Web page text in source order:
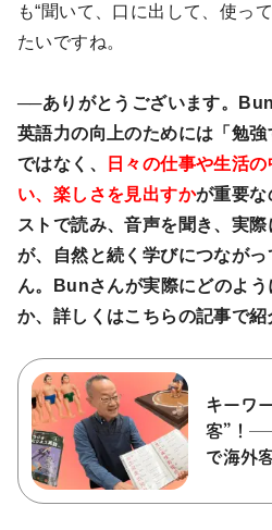
も“聞いて、口に出して、使っ
たいですね。
──ありがとうございます。
英語力の向上のためには「勉
ではなく、
日々の仕事や生活
い、楽しさを見出すかが重要な
ストで読み、音声を聞き、実
が、自然と続く学びにつなが
ん。Bunさんが実際にどのよ
か、詳しくはこちらの記事で紹
キーワ
客”！
で海外